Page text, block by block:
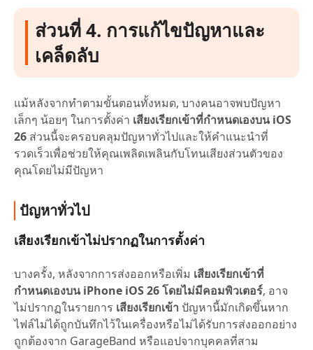
ส่วนที่ 4. การแก้ไขปัญหาและ
เคล็ดลับ
แม้หลังจากทำตามขั้นตอนทั้งหมด, บางคนอาจพบปัญหา
เล็กๆ น้อยๆ ในการตั้งค่า เสียงเรียกเข้าที่กำหนดเองบน iOS
26 ส่วนนี้จะครอบคลุมปัญหาทั่วไปและให้คำแนะนำที่
รวดเร็วเพื่อช่วยให้คุณเพลิดเพลินกับโทนเสียงส่วนตัวของ
คุณโดยไม่มีปัญหา
ปัญหาทั่วไป
เสียงเรียกเข้าไม่ปรากฏในการตั้งค่า
บางครั้ง, หลังจากการส่งออกหรือเพิ่ม เสียงเรียกเข้าที่
กำหนดเองบน iPhone iOS 26 โดยไม่มีคอมพิวเตอร์, อาจ
ไม่ปรากฏในรายการ เสียงเรียกเข้า ปัญหานี้มักเกิดขึ้นหาก
ไฟล์ไม่ได้ถูกบันทึกไว้ในเครื่องหรือไม่ได้รับการส่งออกอย่าง
ถูกต้องจาก GarageBand หรือแอปจากบุคคลที่สาม